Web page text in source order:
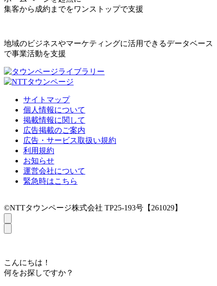
集客から成約までをワンストップで支援
地域のビジネスやマーケティングに活用できるデータベース
で事業活動を支援
サイトマップ
個人情報について
掲載情報に関して
広告掲載のご案内
広告・サービス取扱い規約
利用規約
お知らせ
運営会社について
緊急時はこちら
©NTTタウンページ株式会社 TP25-193号【261029】
こんにちは！
何をお探しですか？